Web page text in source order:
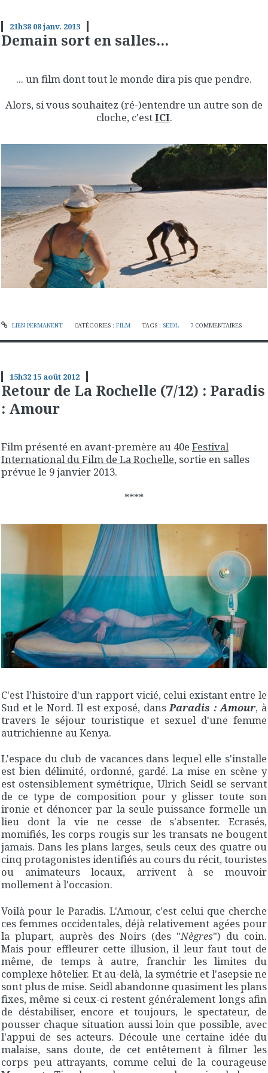
21h38 08janv. 2013
Demain sort en salles...
... un film dont tout le monde dira pis que pendre.
Alors, si vous souhaitez (ré-)entendre un autre son de
cloche, c'estICI.
LIEN PERMANENT CATÉGORIES : FILM TAGS : SEIDL 7 COMMENTAIRES
15h3215 août 2012
Retour de La Rochelle (7/12) : Paradis
: Amour
Film présenté en avant-premère au 40e Festival
International du Film de La Rochelle, sortie en salles
prévue le 9 janvier 2013.
****
C'est l'histoire d'un rapport vicié, celui existant entre le
Sud et le Nord. Il est exposé, dansParadis : Amour, à
travers le séjour touristique et sexuel d'une femme
autrichienne au Kenya.
L'espace du club de vacances dans lequel elle s'installe
est bien délimité, ordonné, gardé. La mise en scène y
est ostensiblement symétrique, Ulrich Seidl se servant
de ce type de composition pour y glisser toute son
ironie et dénoncer par la seule puissance formelle un
lieu dont la vie ne cesse de s'absenter. Ecrasés,
momifiés, les corps rougis sur les transats ne bougent
jamais. Dans les plans larges, seuls ceux des quatre ou
cinq protagonistes identifiés au cours du récit, touristes
ou animateurs locaux, arrivent à se mouvoir
mollement à l'occasion.
Voilà pour le Paradis. L'Amour, c'est celui que cherche
ces femmes occidentales, déjà relativement agées pour
la plupart, auprès des Noirs (des "Nègres") du coin.
Mais pour effleurer cette illusion, il leur faut tout de
même, de temps à autre, franchir les limites du
complexe hôtelier. Et au-delà, la symétrie et l'asepsie ne
sont plus de mise. Seidl abandonne quasiment les plans
fixes, même si ceux-ci restent généralement longs afin
de déstabiliser, encore et toujours, le spectateur, de
pousser chaque situation aussi loin que possible, avec
l'appui de ses acteurs. Découle une certaine idée du
malaise, sans doute, de cet entêtement à filmer les
corps peu attrayants, comme celui de la courageuse